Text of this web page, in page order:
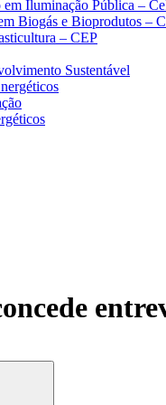
em Iluminação Pública –
Biogás e Bioprodutos –
– CEP
Sustentável